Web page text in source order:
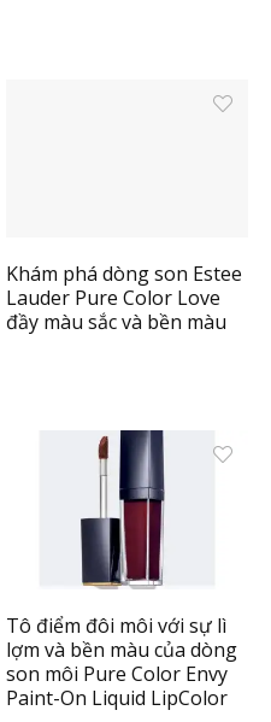
Khám phá dòng son Estee
Lauder Pure Color Love
đầy màu sắc và bền màu
Tô điểm đôi môi với sự lì
lợm và bền màu của dòng
son môi Pure Color Envy
Paint-On Liquid LipColor